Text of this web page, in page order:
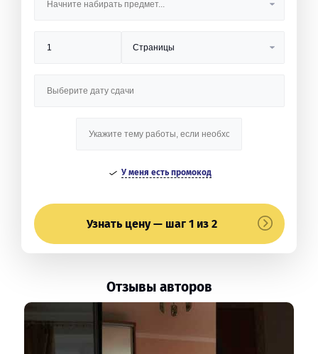
У меня есть промокод
Узнать цену — шаг 1 из 2
Отзывы авторов